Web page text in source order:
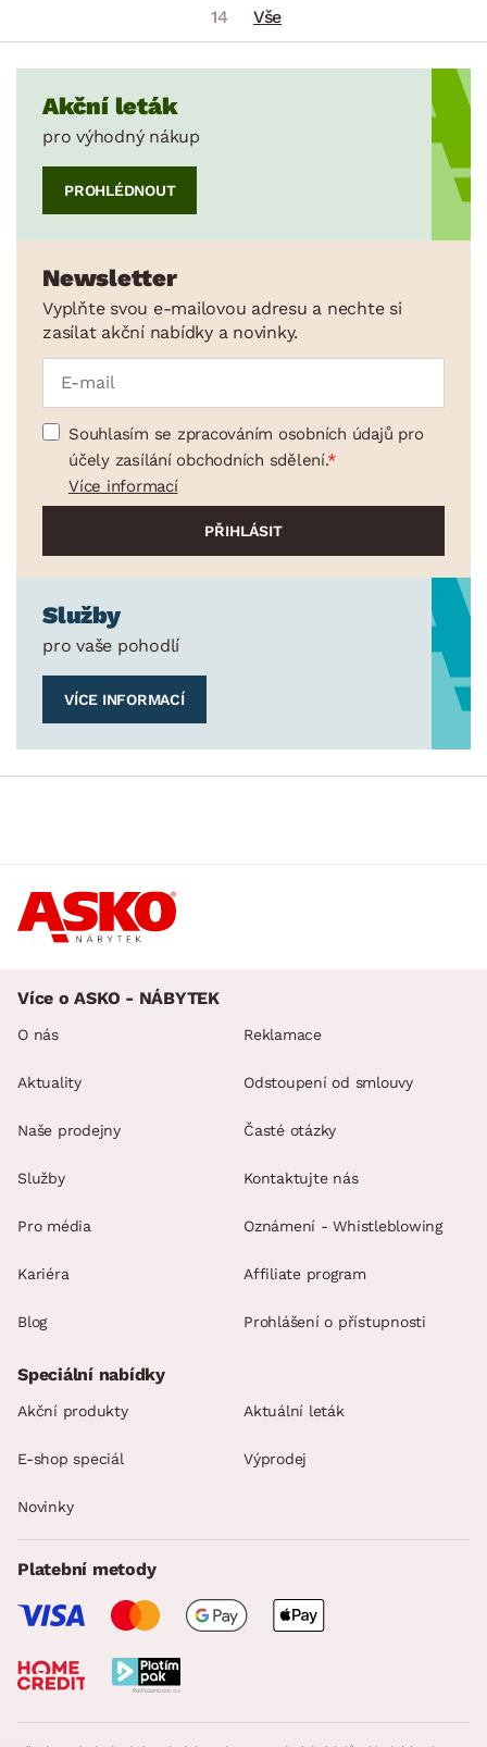
14 Vše
Akční leták
pro výhodný nákup
PROHLÉDNOUT
Newsletter
Vyplňte svou e-mailovou adresu a nechte si
zasílat akční nabídky a novinky.
Souhlasím se zpracováním osobních údajů pro
účely zasílání obchodních sdělení.
Více informací
Služby
pro vaše pohodlí
VÍCE INFORMACÍ
Více o ASKO - NÁBYTEK
O nás
Aktuality
Naše prodejny
Služby
Pro média
Kariéra
Blog
Reklamace
Odstoupení od smlouvy
Časté otázky
Kontaktujte nás
Oznámení - Whistleblowing
Affiliate program
Prohlášení o přístupnosti
Speciální nabídky
Akční produkty Aktuální leták
E-shop speciál Výprodej
Novinky
Platební metody